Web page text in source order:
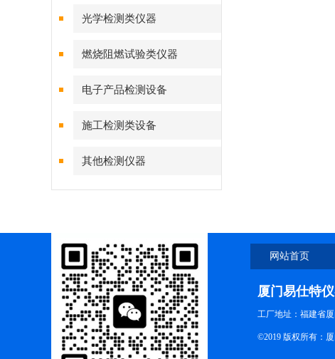
光学检测类仪器
燃烧阻燃试验类仪器
电子产品检测设备
施工检测类设备
其他检测仪器
网站首页
厦门易仕特
工厂地址：福建省
©2019 版权所有：